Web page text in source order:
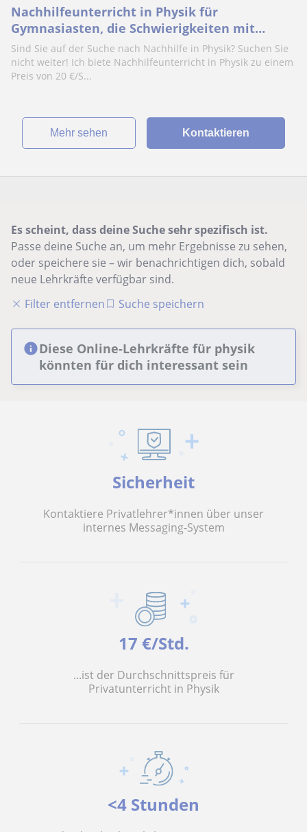
Nachhilfeunterricht in Physik für
Gymnasiasten, die Schwierigkeiten mit
diesem Fach haben. Möglichkeit des Online-
Nachhilfeunterrichts
Sind Sie auf der Suche nach Nachhilfe in Physik? Suchen Sie
nicht weiter! Ich biete Nachhilfeunterricht in Physik zu einem
Preis von 20 €/S...
Mehr sehen Kontaktieren
Es scheint, dass deine Suche sehr spezifisch ist.
Passe deine Suche an, um mehr Ergebnisse zu sehen,
oder speichere sie – wir benachrichtigen dich, sobald
neue Lehrkräfte verfügbar sind.
Filter entfernen
Suche speichern
Diese Online-Lehrkräfte für physik
könnten für dich interessant sein
Sicherheit
Kontaktiere Privatlehrer*innen über unser
internes Messaging-System
17 €/Std.
...ist der Durchschnittspreis für
Privatunterricht in Physik
<4 Stunden